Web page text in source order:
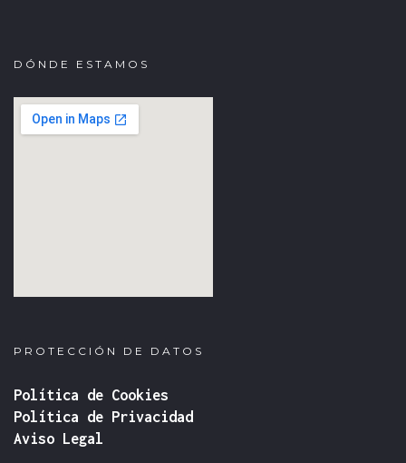
DÓNDE ESTAMOS
PROTECCIÓN DE DATOS
Política de Cookies
Política de Privacidad
Aviso Legal